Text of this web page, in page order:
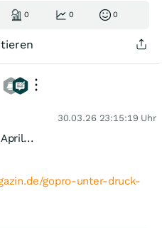
0 0 0
30.03.26 23:15:19 Uhr
gopro-unter-druck-